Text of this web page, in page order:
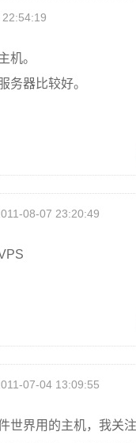
机。
务器比较好。
08-07 23:20:49
07-04 13:09:55
世界用的主机，我关